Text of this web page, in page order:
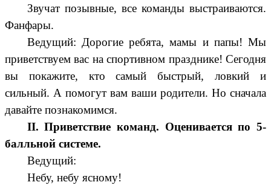
Звучат позывные, все команды выстраиваются.
Фанфары.
Ведущий: Дорогие ребята, мамы и папы! Мы
приветствуем вас на спортивном празднике! Сегодня
вы покажите, кто самый быстрый, ловкий и
сильный. А помогут вам ваши родители. Но сначала
давайте познакомимся.
II. Приветствие команд. Оценивается по 5-
балльной системе.
Ведущий:
Небу, небу ясному!